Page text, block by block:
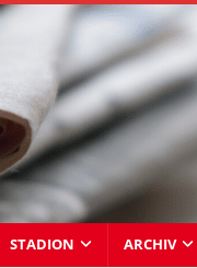
STADION ARCHIV